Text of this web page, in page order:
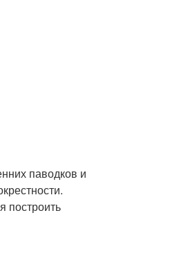
паводков и
построить